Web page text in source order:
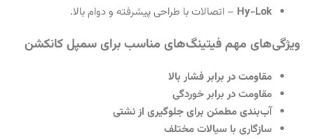
Hy-Lok – اتصالات با طراحی پیشرفته و دوام بالا.
ویژگی‌های مهم فیتینگ‌های مناسب برای سمپل کانکشن
مقاومت در برابر فشار بالا
مقاومت در برابر خوردگی
آب‌بندی مطمئن برای جلوگیری از نشتی
سازگاری با سیالات مختلف